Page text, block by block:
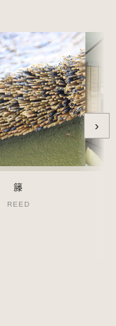
›
籐
REED